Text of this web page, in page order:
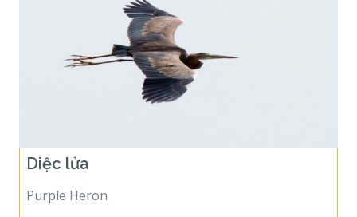
Diệc lửa
Purple Heron